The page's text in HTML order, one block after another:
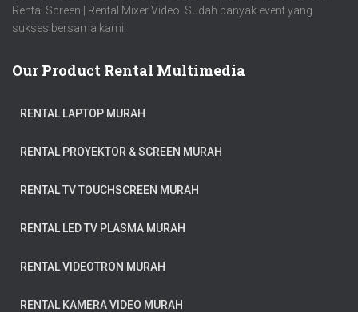
Rental Screen | Rental Mixer Video. Sudah banyak event yang
sukses bersama kami.
Our Product Rental Multimedia
RENTAL LAPTOP MURAH
RENTAL PROYEKTOR & SCREEN MURAH
RENTAL TV TOUCHSCREEN MURAH
RENTAL LED TV PLASMA MURAH
RENTAL VIDEOTRON MURAH
RENTAL KAMERA VIDEO MURAH